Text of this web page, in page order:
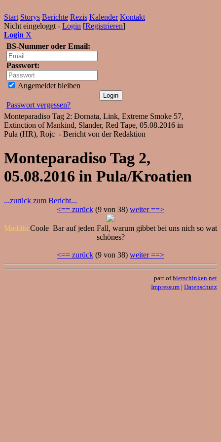
Start Storys Berichte Rezis Kalender Kontakt
Nicht eingeloggt - Login [Registrieren]
Login X
BS-Nummer oder Email:
Passwort:
Angemeldet bleiben
Passwort vergessen?
Monteparadiso Tag 2: Đornata, Link, Extreme Smoke 57,
Extinction of Mankind, Slander, Red Tape, 05.08.2016 in
Pula (HR), Rojc - Bericht von der Redaktion
Monteparadiso Tag 2,
05.08.2016 in Pula/Kroatien
...zurück zum Bericht...
<== zurück (9 von 38) weiter ==>
Maddin:Coole Bar auf jeden Fall, warum gibbet bei uns nich so wat
schönes?
<== zurück (9 von 38) weiter ==>
part ofbierschinken.net
Impressum | Datenschutz